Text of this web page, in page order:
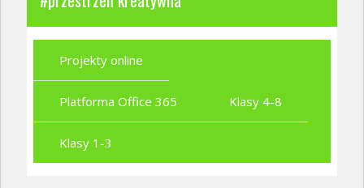
Projekty online
Platforma Office 365 Klasy 4-8
Klasy 1-3